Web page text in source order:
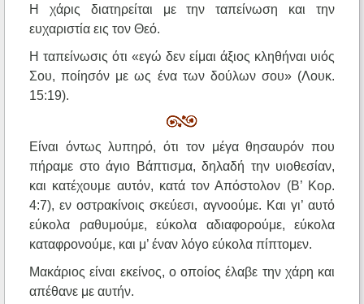
Η χάρις διατηρείται με την ταπείνωση και την
ευχαριστία εις τον Θεό.
Η ταπείνωσις ότι «εγώ δεν είμαι άξιος κληθήναι υιός
Σου, ποίησόν με ως ένα των δούλων σου» (Λουκ.
15:19).
Είναι όντως λυπηρό, ότι τον μέγα θησαυρόν που
πήραμε στο άγιο Βάπτισμα, δηλαδή την υιοθεσίαν,
και κατέχουμε αυτόν, κατά τον Απόστολον (Β’ Κορ.
4:7), εν οστρακίνοις σκεύεσι, αγνοούμε. Και γι’ αυτό
εύκολα ραθυμούμε, εύκολα αδιαφορούμε, εύκολα
καταφρονούμε, και μ’ έναν λόγο εύκολα πίπτομεν.
Μακάριος είναι εκείνος, ο οποίος έλαβε την χάρη και
απέθανε με αυτήν.